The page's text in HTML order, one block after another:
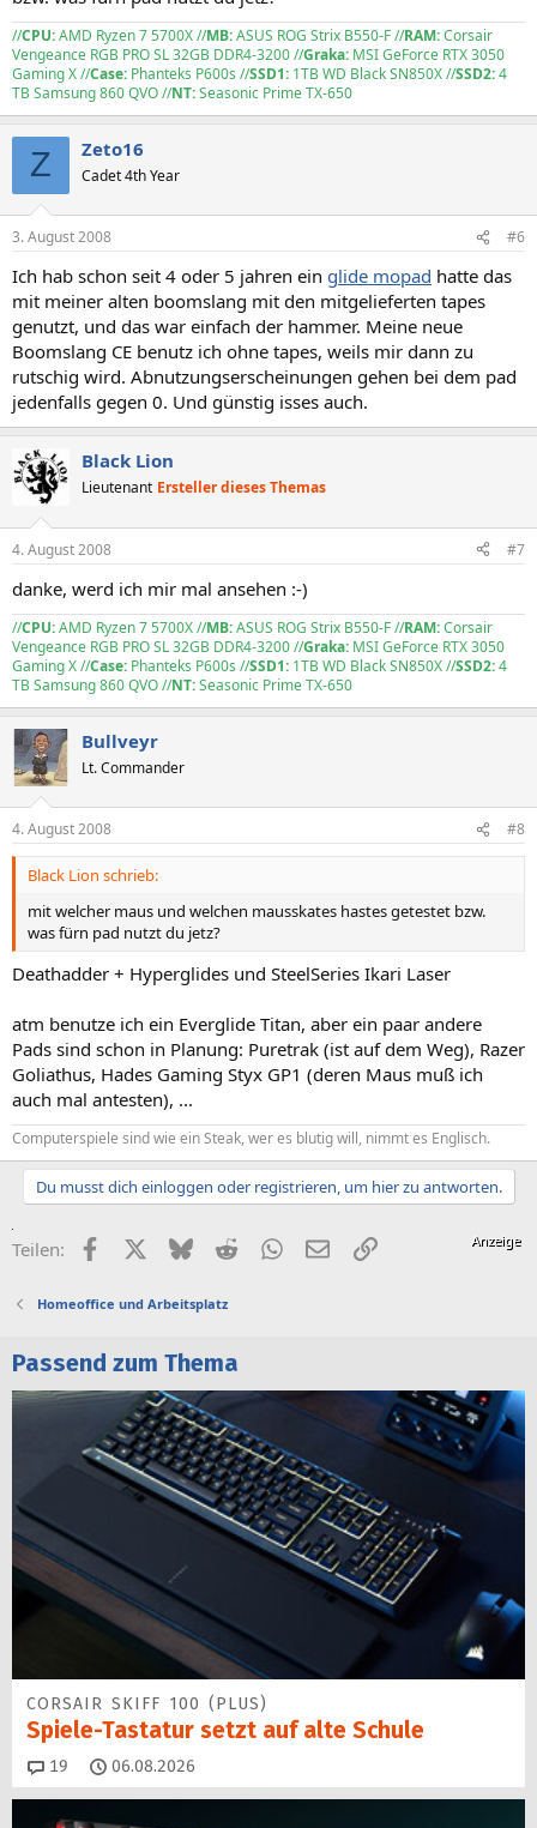
//CPU:AMD Ryzen 7 5700X //MB:ASUS ROG Strix B550-F //RAM:Corsair
Vengeance RGB PRO SL 32GB DDR4-3200 //Graka: MSI GeForce RTX 3050
Gaming X //Case: Phanteks P600s //SSD1: 1TB WD Black SN850X //SSD2:4
TB Samsung 860 QVO //NT:Seasonic Prime TX-650
Z Zeto16
Cadet 4th Year
3. August 2008 #6
Ich hab schon seit 4 oder 5 jahren ein glide mopad hatte das
mit meiner alten boomslang mit den mitgelieferten tapes
genutzt, und das war einfach der hammer. Meine neue
Boomslang CE benutz ich ohne tapes, weils mir dann zu
rutschig wird. Abnutzungserscheinungen gehen bei dem pad
jedenfalls gegen 0. Und günstig isses auch.
Black Lion
Lieutenant Ersteller dieses Themas
4. August 2008 #7
danke, werd ich mir mal ansehen :-)
//CPU:AMD Ryzen 7 5700X //MB:ASUS ROG Strix B550-F //RAM:Corsair
Vengeance RGB PRO SL 32GB DDR4-3200 //Graka: MSI GeForce RTX 3050
Gaming X //Case: Phanteks P600s //SSD1: 1TB WD Black SN850X //SSD2:4
TB Samsung 860 QVO //NT:Seasonic Prime TX-650
Bullveyr
Lt. Commander
4. August 2008 #8
Black Lion schrieb:
mit welcher maus und welchen mausskates hastes getestet bzw.
was fürn pad nutzt du jetz?
Deathadder + Hyperglides und SteelSeries Ikari Laser
atm benutze ich ein Everglide Titan, aber ein paar andere
Pads sind schon in Planung: Puretrak (ist auf dem Weg), Razer
Goliathus, Hades Gaming Styx GP1 (deren Maus muß ich
auch mal antesten), ...
Computerspiele sind wie ein Steak, wer es blutig will, nimmt es Englisch.
Du musst dich einloggen oder registrieren, um hier zu antworten.
Teilen: FacebookX (Twitter)
BlueskyRedditWhatsApp
E-MailLink
Homeoffice und Arbeitsplatz
Passend zum Thema
CORSAIR SKIFF 100 (PLUS)
Spiele-Tastatur setzt auf alte Schule
19 Kommentare
06.08.2026